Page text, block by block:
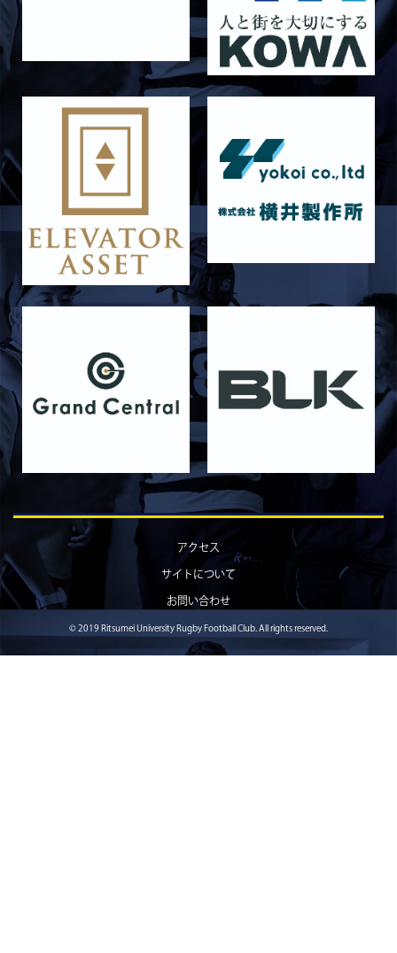
5月9日 立命ラグビー祭 メンバー表
5月4日 定期戦 中央大学 メンバー表
2026/05/02
試合情報
5月3日 筑波大学 メンバー表
2026/04/25
試合情報
4月26日 亀岡ラグビー祭 同志社大学
2026/04/11
試合情報
4月12日 天理大学AB メンバー表
2025/12/12
試合情報
12月13日 大阪体育大学 メンバー表
2025/11/29
試合情報
2025/11/28
試合情報
11月29日 同志社大学Jr.Col戦 メンバー表
2025/11/25
試合情報
同志社大学 Jr・Col戦 試合時間変更のお知らせ
11月23日 摂南大学 メンバー表
試合情報
11月22日 摂南大学Jr.Col戦 メンバー表
試合情報
11月16日 関西大学Jr.Col戦 メンバー表
2025/11/13
試合情報
関西大学Jr・Col 試合時間変更のお知らせ
2025/11/08
試合情報
アクセス
サイトについて
お問い合わせ
© 2019 Ritsumei University Rugby Football Club. All rights reserved.